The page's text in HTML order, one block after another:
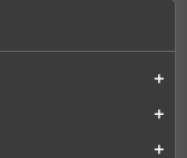
add
add
add